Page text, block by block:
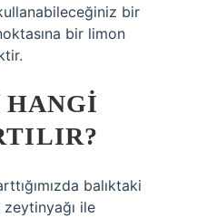
bir
bir limon
balıktaki
ile